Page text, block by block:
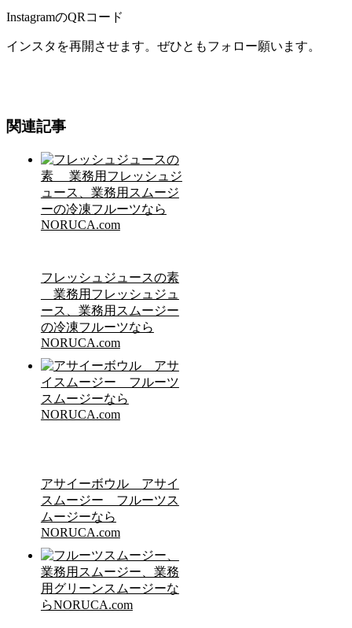
InstagramのQRコード
インスタを再開させます。ぜひともフォロー願います。
関連記事
フレッシュジュースの素
業務用フレッシュジュ
ース、業務用スムージー
の冷凍フルーツなら
NORUCA.com
アサイーボウル アサイ
スムージー フルーツス
ムージーなら
NORUCA.com